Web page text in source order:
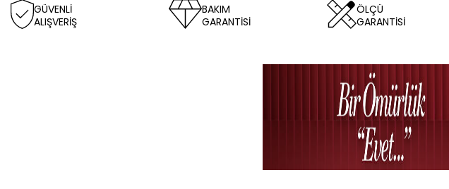
GÜVENLİ
ALIŞVERİŞ
BAKIM
GARANTİSİ
ÖLÇÜ
GARANTİSİ